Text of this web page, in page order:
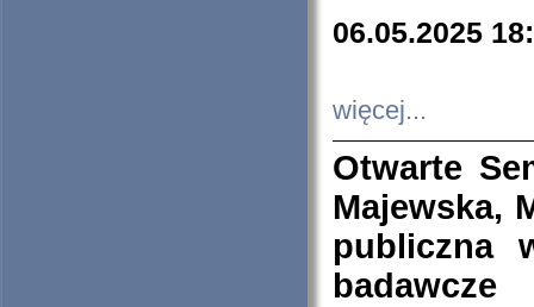
06.05.2025
więcej...
Otwarte
Majewska,
publiczna
badawcze